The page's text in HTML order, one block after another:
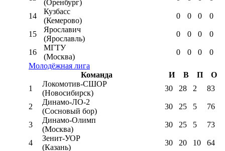
(Оренбург)
14
Кузбасс
(Кемерово)
0 0 0 0
15
Ярославич
(Ярославль)
0 0 0 0
16
МГТУ
(Москва)
0 0 0
0
Молодёжная лига
Команда
И В П
О
1
Локомотив-CШОР
(Новосибирск)
30 28 2 83
2
Динамо-ЛО-2
(Сосновый бор)
30 25 5 76
3
Динамо-Олимп
(Москва)
30 25 5 73
4
Зенит-УОР
(Казань)
30 20 10 64